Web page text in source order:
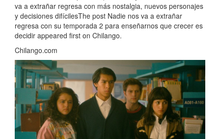
va a extrañar regresa con más nostalgia, nuevos personajes
y decisiones difícilesThe post Nadie nos va a extrañar
regresa con su temporada 2 para enseñarnos que crecer es
decidir appeared first on Chilango.
Chilango.com